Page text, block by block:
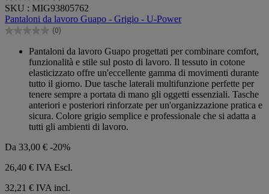
su
5
stelle.
SKU : MIG93805762
Pantaloni da lavoro Guapo - Grigio - U-Power
(0)
0.0
Pantaloni da lavoro Guapo progettati per combinare comfort,
funzionalità e stile sul posto di lavoro. Il tessuto in cotone
elasticizzato offre un'eccellente gamma di movimenti durante
tutto il giorno. Due tasche laterali multifunzione perfette per
tenere sempre a portata di mano gli oggetti essenziali. Tasche
anteriori e posteriori rinforzate per un'organizzazione pratica e
sicura. Colore grigio semplice e professionale che si adatta a
tutti gli ambienti di lavoro.
Da 33,00 € -20%
26,40 € IVA Escl.
32,21 € IVA incl.